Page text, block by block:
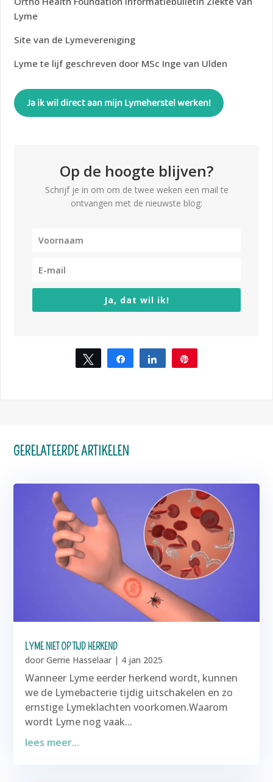
Lyme
Site van de Lymevereniging
Lyme te lijf geschreven door MSc Inge van Ulden
Ja ik wil direct aan mijn Lymeherstel werken!
Op de hoogte blijven?
Schrijf je in om om de twee weken een mail te
ontvangen met de nieuwste blog:
Ja, dat wil ik!
Tweet Share Share
GERELATEERDE ARTIKELEN
LYME NIET OP TIJD HERKEND
doorGerrie Hasselaar | 4 jan 2025
Wanneer Lyme eerder herkend wordt, kunnen
we de Lymebacterie tijdig uitschakelen en zo
ernstige Lymeklachten voorkomen.Waarom
wordt Lyme nog vaak...
lees meer...